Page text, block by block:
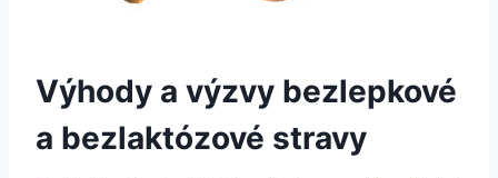
Výhody a výzvy bezlepkové
a bezlaktózové stravy